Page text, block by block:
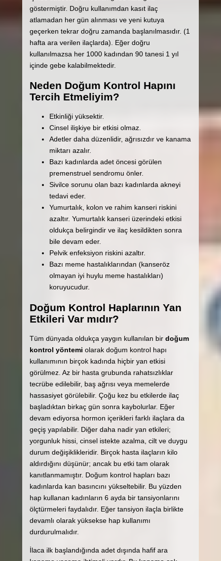
göstermiştir. Doğru kullanımdan kasıt ilaç
atlamadan her gün alınması ve yeni kutuya
geçerken tekrar doğru zamanda başlanılmasıdır. (1
hafta ara verilen ilaçlarda). Eğer doğru
kullanılmazsa her 1000 kadından 90 tanesi 1 yıl
içinde gebe kalabilmektedir.
Neden Doğum Kontrol Hapını
Tercih Etmeliyim?
Etkinliği yüksektir.
Cinsel ilişkiye bir etkisi olmaz.
Adetler daha düzenlidir, ağrısızdır ve kanama
miktarı azalır.
Bazı kadınlarda adet öncesi görülen
premenstruel sendromu önler.
Sivilce sorunu olan bazı kadınlarda akneyi
tedavi eder.
Yumurtalık, kolon ve rahim kanseri riskini
azaltır. Yumurtalık kanseri üzerindeki etkisi
oldukça belirgindir ve ilaç kesildikten sonra
bile devam eder.
Pelvik enfeksiyon riskini azaltır.
Bazı meme hastalıklarından (kanseröz
olmayan iyi huylu meme hastalıkları)
koruyucudur.
Doğum Kontrol Haplarının Yan
Etkileri Var mıdır?
Tüm dünyada oldukça yaygın kullanılan bir doğum
kontrol yöntemi olarak doğum kontrol hapı
kullanımının birçok kadında hiçbir yan etkisi
görülmez. Az bir hasta grubunda rahatsızlıklar
tecrübe edilebilir, baş ağrısı veya memelerde
hassasiyet görülebilir. Çoğu kez bu etkilerde ilaç
başladıktan birkaç gün sonra kaybolurlar. Eğer
devam ediyorsa hormon içerikleri farklı ilaçlara da
geçiş yapılabilir. Diğer daha nadir yan etkileri;
yorgunluk hissi, cinsel istekte azalma, cilt ve duygu
durum değişiklikleridir. Birçok hasta ilaçların kilo
aldırdığını düşünür; ancak bu etki tam olarak
kanıtlanmamıştır. Doğum kontrol hapları bazı
kadınlarda kan basıncını yükseltebilir. Bu yüzden
hap kullanan kadınların 6 ayda bir tansiyonlarını
ölçtürmeleri faydalıdır. Eğer tansiyon ilaçla birlikte
devamlı olarak yüksekse hap kullanımı
durdurulmalıdır.
İlaca ilk başlandığında adet dışında hafif ara